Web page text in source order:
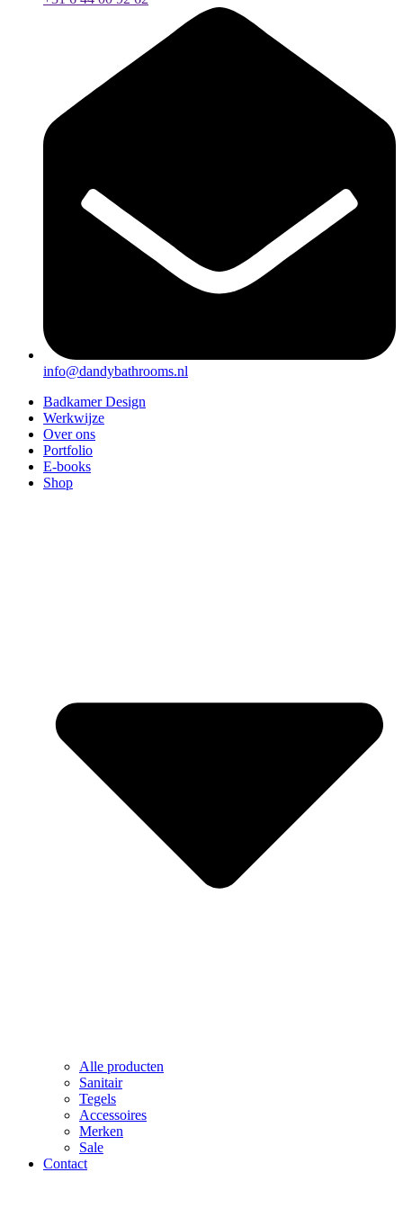
info@dandybathrooms.nl
Badkamer Design
Werkwijze
Over ons
Portfolio
E-books
Shop
Alle producten
Sanitair
Tegels
Accessoires
Merken
Sale
Contact